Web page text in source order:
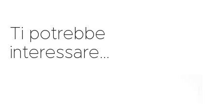
Ti potrebbe
interessare…